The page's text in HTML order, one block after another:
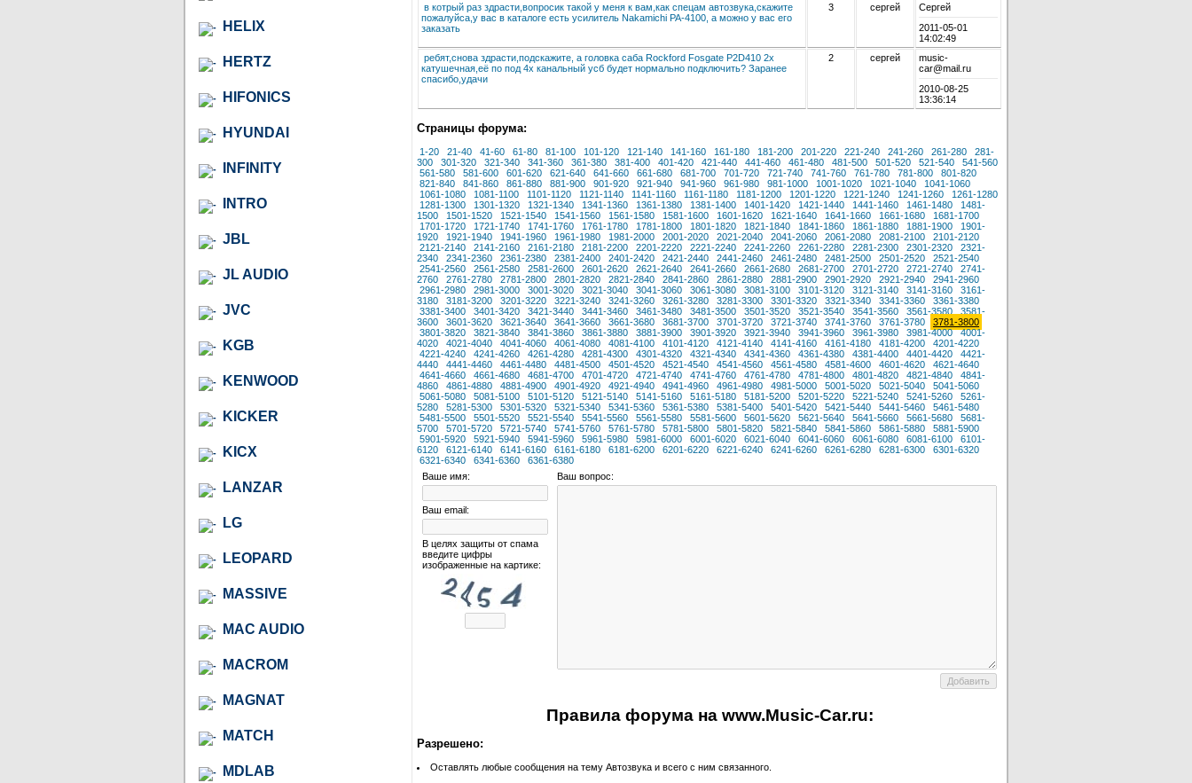
HELIX
HERTZ
HIFONICS
HYUNDAI
INFINITY
INTRO
JBL
JL AUDIO
JVC
KGB
KENWOOD
KICKER
KICX
LANZAR
LG
LEOPARD
MASSIVE
MAC AUDIO
MACROM
MAGNAT
MATCH
MDLAB
в котрый раз здрасти,вопросик такой у меня к вам,как спецам автозвука,скажите
пожалуйса,у вас в каталоге есть усилитель Nakamichi PA-4100, а можно у вас его
заказать
3 сергей
Сергей
2011-05-01
14:02:49
ребят,снова здрасти,подскажите, а головка саба Rockford Fosgate P2D410 2х
катушечная,её по под 4х канальный усб будет нормально подключить? Заранее
спасибо,удачи
2 сергей
music-
car@mail.ru
2010-08-25
13:36:14
Страницы форума:
1-20 21-40 41-60 61-80 81-100 101-120 121-140 141-160 161-180 181-200 201-220 221-240 241-260 261-280
281-
300
301-320 321-340 341-360 361-380 381-400 401-420 421-440 441-460 461-480 481-500 501-520 521-540
541-560
561-580
581-600 601-620 621-640 641-660 661-680 681-700 701-720 721-740 741-760 761-780 781-800
801-820
821-840
841-860 861-880 881-900 901-920 921-940 941-960 961-980 981-1000 1001-1020 1021-1040
1041-1060
1061-1080
1081-1100 1101-1120 1121-1140 1141-1160 1161-1180 1181-1200 1201-1220 1221-1240 1241-1260
1261-1280
1281-1300
1301-1320 1321-1340 1341-1360 1361-1380 1381-1400 1401-1420 1421-1440 1441-1460 1461-1480
1481-
1500
1501-1520 1521-1540 1541-1560 1561-1580 1581-1600 1601-1620 1621-1640 1641-1660 1661-1680
1681-1700
1701-1720
1721-1740 1741-1760 1761-1780 1781-1800 1801-1820 1821-1840 1841-1860 1861-1880 1881-1900
1901-
1920
1921-1940 1941-1960 1961-1980 1981-2000 2001-2020 2021-2040 2041-2060 2061-2080 2081-2100
2101-2120
2121-2140
2141-2160 2161-2180 2181-2200 2201-2220 2221-2240 2241-2260 2261-2280 2281-2300 2301-2320
2321-
2340
2341-2360 2361-2380 2381-2400 2401-2420 2421-2440 2441-2460 2461-2480 2481-2500 2501-2520
2521-2540
2541-2560
2561-2580 2581-2600 2601-2620 2621-2640 2641-2660 2661-2680 2681-2700 2701-2720 2721-2740
2741-
2760
2761-2780 2781-2800 2801-2820 2821-2840 2841-2860 2861-2880 2881-2900 2901-2920 2921-2940
2941-2960
2961-2980
2981-3000 3001-3020 3021-3040 3041-3060 3061-3080 3081-3100 3101-3120 3121-3140 3141-3160
3161-
3180
3181-3200 3201-3220 3221-3240 3241-3260 3261-3280 3281-3300 3301-3320 3321-3340 3341-3360
3361-3380
3381-3400
3401-3420 3421-3440 3441-3460 3461-3480 3481-3500 3501-3520 3521-3540 3541-3560 3561-3580
3581-
3600
3601-3620 3621-3640 3641-3660 3661-3680 3681-3700 3701-3720 3721-3740 3741-3760 3761-3780
3781-3800
3801-3820
3821-3840 3841-3860 3861-3880 3881-3900 3901-3920 3921-3940 3941-3960 3961-3980 3981-4000
4001-
4020
4021-4040 4041-4060 4061-4080 4081-4100 4101-4120 4121-4140 4141-4160 4161-4180 4181-4200
4201-4220
4221-4240
4241-4260 4261-4280 4281-4300 4301-4320 4321-4340 4341-4360 4361-4380 4381-4400 4401-4420
4421-
4440
4441-4460 4461-4480 4481-4500 4501-4520 4521-4540 4541-4560 4561-4580 4581-4600 4601-4620
4621-4640
4641-4660
4661-4680 4681-4700 4701-4720 4721-4740 4741-4760 4761-4780 4781-4800 4801-4820 4821-4840
4841-
4860
4861-4880 4881-4900 4901-4920 4921-4940 4941-4960 4961-4980 4981-5000 5001-5020 5021-5040
5041-5060
5061-5080
5081-5100 5101-5120 5121-5140 5141-5160 5161-5180 5181-5200 5201-5220 5221-5240 5241-5260
5261-
5280
5281-5300 5301-5320 5321-5340 5341-5360 5361-5380 5381-5400 5401-5420 5421-5440 5441-5460
5461-5480
5481-5500
5501-5520 5521-5540 5541-5560 5561-5580 5581-5600 5601-5620 5621-5640 5641-5660 5661-5680
5681-
5700
5701-5720 5721-5740 5741-5760 5761-5780 5781-5800 5801-5820 5821-5840 5841-5860 5861-5880
5881-5900
5901-5920
5921-5940 5941-5960 5961-5980 5981-6000 6001-6020 6021-6040 6041-6060 6061-6080 6081-6100
6101-
6120
6121-6140 6141-6160 6161-6180 6181-6200 6201-6220 6221-6240 6241-6260 6261-6280 6281-6300
6301-6320
6321-6340
6341-6360
6361-6380
Ваше имя:
Ваш email:
В целях защиты от спама
введите цифры
изображенные на картике:
Ваш вопрос:
Правила форума на www.Music-Car.ru:
Разрешено:
Оставлять любые сообщения на тему Автозвука и всего с ним связанного.